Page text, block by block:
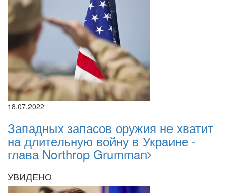
18.07.2022
Западных запасов оружия не хватит
на длительную войну в Украине -
глава Northrop Grumman
УВИДЕНО